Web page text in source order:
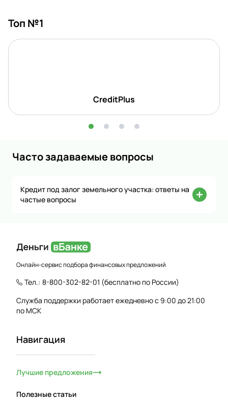
Топ №1
CreditPlus
Часто задаваемые вопросы
Кредит под залог земельного участка: ответы на
частые вопросы
Онлайн-сервис подбора финансовых предложений
Тел.: 8-800-302-82-01 (бесплатно по России)
Служба поддержки работает ежедневно с 9:00 до 21:00
по МСК
Навигация
Лучшие предложения
Полезные статьи